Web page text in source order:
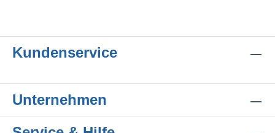
Kundenservice
Unternehmen